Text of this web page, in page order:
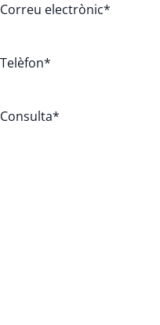
Correu electrònic*
Telèfon*
Consulta*